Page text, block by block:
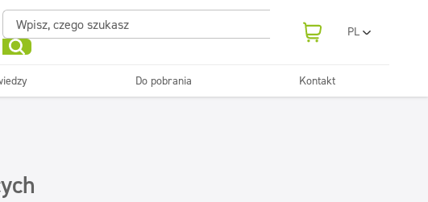
PL
RO
Do pobrania Kontakt